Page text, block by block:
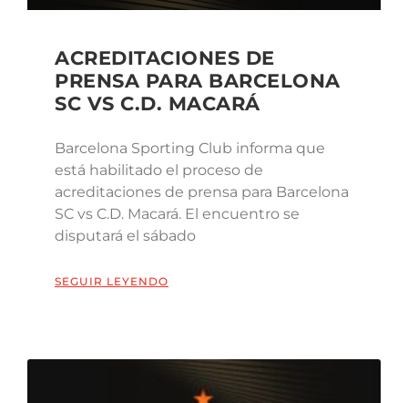
ACREDITACIONES DE
PRENSA PARA BARCELONA
SC VS C.D. MACARÁ
Barcelona Sporting Club informa que
está habilitado el proceso de
acreditaciones de prensa para Barcelona
SC vs C.D. Macará. El encuentro se
disputará el sábado
SEGUIR LEYENDO